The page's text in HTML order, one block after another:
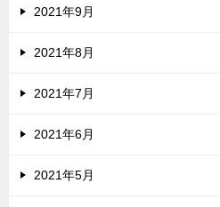
2021年9月
2021年8月
2021年7月
2021年6月
2021年5月